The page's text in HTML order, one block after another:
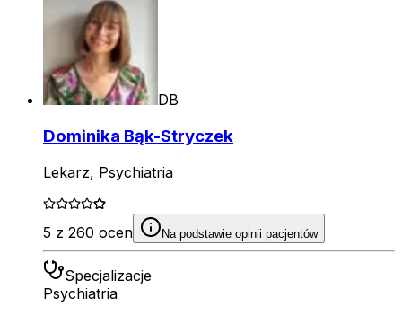
DB
Dominika Bąk-Stryczek
Lekarz, Psychiatria
5 z 260 ocen Na podstawie opinii pacjentów
Specjalizacje
Psychiatria